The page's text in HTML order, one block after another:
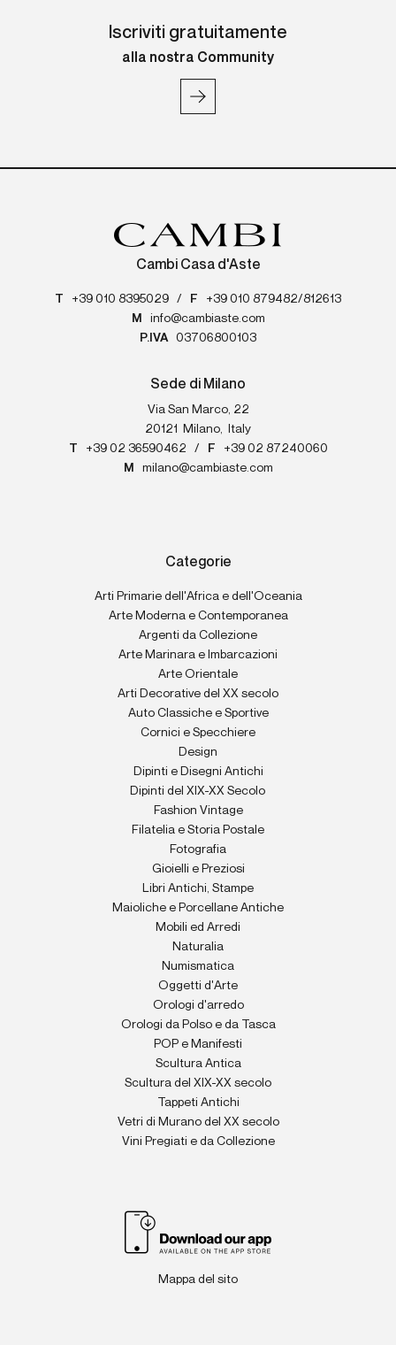
Iscriviti gratuitamente
alla nostra Community
Cambi Casa d'Aste
T +39 010 8395029 / F
+39 010 879482/812613
M
info@cambiaste.com
P.IVA
03706800103
Sede di Milano
Via San Marco, 22
20121
Milano,
Italy
T
+39 02 36590462 / F
+39 02 87240060
M
milano@cambiaste.com
Categorie
Arti Primarie dell'Africa e dell'Oceania
Arte Moderna e Contemporanea
Argenti da Collezione
Arte Marinara e Imbarcazioni
Arte Orientale
Arti Decorative del XX secolo
Auto Classiche e Sportive
Cornici e Specchiere
Design
Dipinti e Disegni Antichi
Dipinti del XIX-XX Secolo
Fashion Vintage
Filatelia e Storia Postale
Fotografia
Gioielli e Preziosi
Libri Antichi, Stampe
Maioliche e Porcellane Antiche
Mobili ed Arredi
Naturalia
Numismatica
Oggetti d'Arte
Orologi d'arredo
Orologi da Polso e da Tasca
POP e Manifesti
Scultura Antica
Scultura del XIX-XX secolo
Tappeti Antichi
Vetri di Murano del XX secolo
Vini Pregiati e da Collezione
Mappa del sito